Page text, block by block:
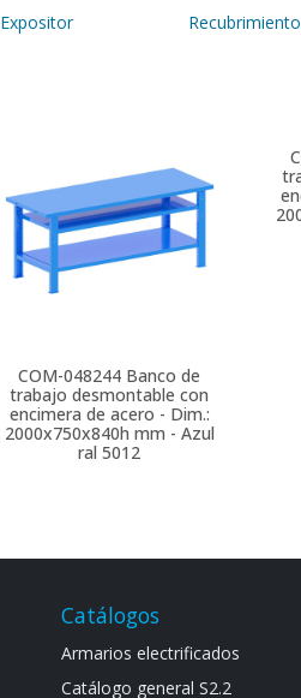
Expositor Recubrimiento
COM-048244 Banco de
trabajo desmontable con
encimera de acero - Dim.:
2000x750x840h mm - Azul
ral 5012
Catálogos
Armarios electrif​icad​os
Catálogo general S​2.2